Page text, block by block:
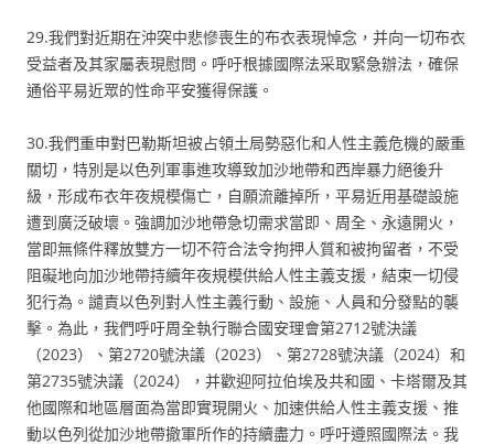
29.我們對近期在沖突中悲慘喪生的布衣表現悼念，并向一切布衣
受益者及其家屬表現慰問。呼吁根據國際法采取緊急辦法，確保
通俗平易近眾的性命平安獲得保護。
30.我們重申對巴勒斯坦被占領土局勢惡化和人性主義危機的嚴重
關切，特別是以色列軍事進攻導致加沙地帶和西岸暴力絕後升
級，形成布衣年夜規模傷亡，自願流離掉所，平易近用基礎設施
遭到廣泛破壞。強調加沙地帶急切需求當即、周全、永遠開火，
當即無條件釋放雙方一切不符合法令拘押人質和被拘留者，不受
阻礙地向加沙地帶持續年夜規模供給人性主義支援，結束一切侵
犯行為。譴責以色列對人性主義行動、設施、人員和分發點的襲
擊。為此，我們呼吁周全執行聯合國安理會第2712號決議
（2023）、第2720號決議（2023）、第2728號決議（2024）和
第2735號決議（2024），并歡迎阿拉伯埃及共和國、卡塔爾及其
他國際和地區層面為當即實現開火、加速供給人性主義支援、推
動以色列從加沙地帶撤軍所作的持續盡力。呼吁遵照國際法。我